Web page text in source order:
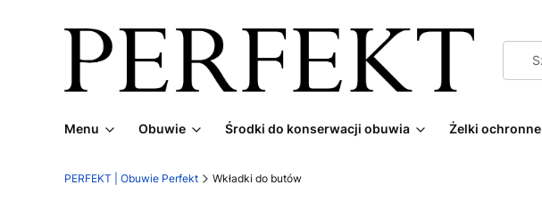
Menu Obuwie Środki do konserwacji obuwia Żelki ochronne
PERFEKT | Obuwie Perfekt Wkładki do butów